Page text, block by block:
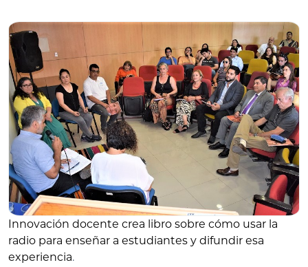
Innovación docente crea libro sobre cómo usar la
radio para enseñar a estudiantes y difundir esa
experiencia.